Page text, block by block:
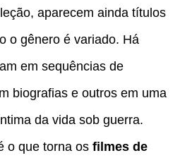
aparecem ainda títulos
o gênero é variado. Há
em sequências de
biografias e outros em uma
da vida sob guerra.
o que torna os filmes de